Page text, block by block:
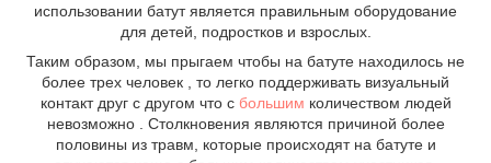
использовании батут является правильным оборудование
для детей, подростков и взрослых.
Таким образом, мы прыгаем чтобы на батуте находилось не
более трех человек , то легко поддерживать визуальный
контакт друг с другом что с большим количеством людей
невозможно . Столкновения являются причиной более
половины из травм, которые происходят на батуте и